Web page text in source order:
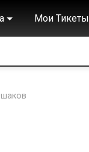
Мои Тикеты